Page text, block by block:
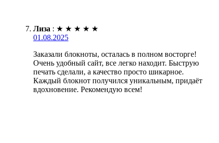
Лиза : ★ ★ ★ ★ ★
01.08.2025
Заказали блокноты, осталась в полном восторге!
Очень удобный сайт, все легко находит. Быструю
печать сделали, а качество просто шикарное.
Каждый блокнот получился уникальным, придаёт
вдохновение. Рекомендую всем!